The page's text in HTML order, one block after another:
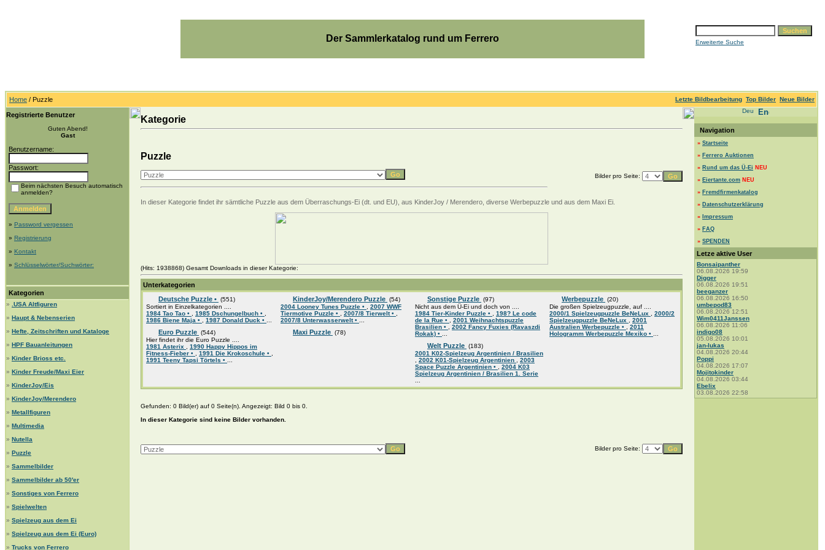
Der Sammlerkatalog rund um Ferrero Erweiterte Suche
Home / Puzzle Letzte Bildbearbeitung Top Bilder Neue Bilder
Registrierte Benutzer
Guten Abend!
Gast
Benutzername:
Passwort:
Beim nächsten Besuch automatisch
anmelden?
» Password vergessen
» Registrierung
» Kontakt
» Schlüsselwörter/Suchwörter:
Kategorien
»
.USA Altfiguren
» Haupt & Nebenserien
» Hefte, Zeitschriften und Kataloge
» HPF Bauanleitungen
» Kinder Brioss etc.
» Kinder Freude/Maxi Eier
» KinderJoy/Eis
» KinderJoy/Merendero
» Metallfiguren
» Multimedia
» Nutella
» Puzzle
» Sammelbilder
» Sammelbilder ab 50'er
» Sonstiges von Ferrero
» Spielwelten
» Spielzeug aus dem Ei
» Spielzeug aus dem Ei (Euro)
» Trucks von Ferrero
Kategorie
Puzzle
Bilder pro Seite:
In dieser Kategorie findet ihr sämtliche Puzzle aus dem Überraschungs-Ei (dt. und EU), aus KinderJoy / Merendero, diverse Werbepuzzle und aus dem Maxi Ei.
(Hits: 1938868) Gesamt Downloads in dieser Kategorie:
Unterkategorien
Deutsche Puzzle • (551)
Sortiert in Einzelkategorien ....
1984 Tao Tao •
1985 Dschungelbuch •
1986 Biene Maja •
1987 Donald Duck •
Euro Puzzle (544)
Hier findet ihr die Euro Puzzle ....
1981 Asterix
1990 Happy Hippos im
Fitness-Fieber •
1991 Die Krokoschule •
1991 Teeny Tapsi Törtels •
KinderJoy/Merendero Puzzle (54)
2004 Looney Tunes Puzzle •
2007 WWF
Tiermotive Puzzle •
2007/8 Tierwelt •
2007/8 Unterwasserwelt •
Maxi Puzzle (78)
Sonstige Puzzle (97)
Nicht aus dem Ü-Ei und doch von ....
1984 Tier-Kinder Puzzle •
198? Le code
de la Rue •
2001 Weihnachtspuzzle
Brasilien •
2002 Fancy Fuxies (Ravaszdi
Rokak) •
Welt Puzzle (183)
2001 K02-Spielzeug Argentinien / Brasilien
2002 K01-Spielzeug Argentinien
2003
Space Puzzle Argentinien •
2004 K03
Spielzeug Argentinien / Brasilien 1. Serie
Werbepuzzle (20)
Die großen Spielzeugpuzzle, auf ....
2000/1 Spielzeugpuzzle BeNeLux
2000/2
Spielzeugpuzzle BeNeLux
2001
Australien Werbepuzzle •
2011
Hologramm Werbepuzzle Mexiko •
Gefunden: 0 Bild(er) auf 0 Seite(n). Angezeigt: Bild 0 bis 0.
In dieser Kategorie sind keine Bilder vorhanden.
Bilder pro Seite:
Navigation
» Startseite
» Ferrero Auktionen
» Rund um das Ü-Ei NEU
» Eiertante.com NEU
» Fremdfirmenkatalog
» Datenschutzerklärung
» Impressum
» FAQ
» SPENDEN
Letze aktive User
Bonsaipanther
06.08.2026 19:59
Digger
06.08.2026 19:51
beeganzer
06.08.2026 16:50
umbepod83
06.08.2026 12:51
Wim0411Janssen
06.08.2026 11:06
indigo08
05.08.2026 10:01
jan-lukas
04.08.2026 20:44
Poppi
04.08.2026 17:07
Mojitokinder
04.08.2026 03:44
Ebelix
03.08.2026 22:58